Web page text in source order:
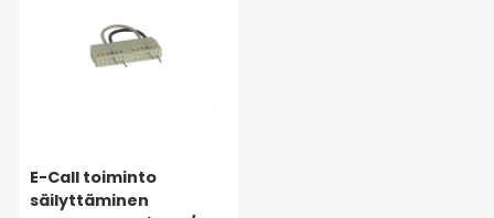
E-Call toiminto
säilyttäminen